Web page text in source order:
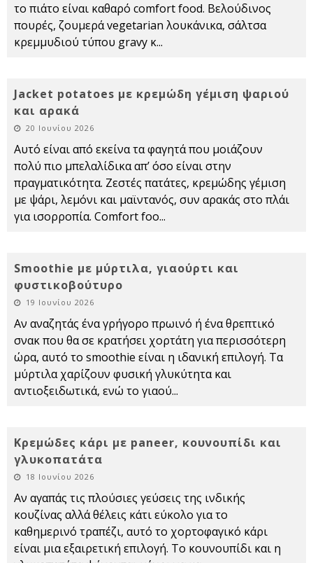
το πιάτο είναι καθαρό comfort food. Βελούδινος
πουρές, ζουμερά vegetarian λουκάνικα, σάλτσα
κρεμμυδιού τύπου gravy κ...
Jacket potatoes με κρεμώδη γέμιση ψαριού
και αρακά
20 Ιουνίου 2026
Αυτό είναι από εκείνα τα φαγητά που μοιάζουν
πολύ πιο μπελαλίδικα απ’ όσο είναι στην
πραγματικότητα. Ζεστές πατάτες, κρεμώδης γέμιση
με ψάρι, λεμόνι και μαϊντανός, συν αρακάς στο πλάι
για ισορροπία. Comfort foo...
Smoothie με μύρτιλα, γιαούρτι και
φυστικοβούτυρο
19 Ιουνίου 2026
Αν αναζητάς ένα γρήγορο πρωινό ή ένα θρεπτικό
σνακ που θα σε κρατήσει χορτάτη για περισσότερη
ώρα, αυτό το smoothie είναι η ιδανική επιλογή. Τα
μύρτιλα χαρίζουν φυσική γλυκύτητα και
αντιοξειδωτικά, ενώ το γιαού...
Κρεμώδες κάρι με paneer, κουνουπίδι και
γλυκοπατάτα
18 Ιουνίου 2026
Αν αγαπάς τις πλούσιες γεύσεις της ινδικής
κουζίνας αλλά θέλεις κάτι εύκολο για το
καθημερινό τραπέζι, αυτό το χορτοφαγικό κάρι
είναι μια εξαιρετική επιλογή. Το κουνουπίδι και η